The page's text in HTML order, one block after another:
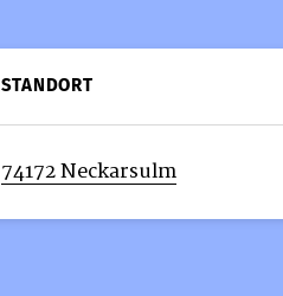
STANDORT
74172 Neckarsulm